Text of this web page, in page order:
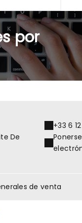
por
De
+33 6
de venta